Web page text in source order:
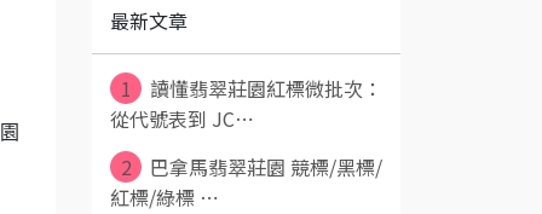
最新文章
1
讀懂翡翠莊園紅標微批次：
從代號表到 JC⋯
2
巴拿馬翡翠莊園 競標/黑標/
紅標/綠標 ⋯